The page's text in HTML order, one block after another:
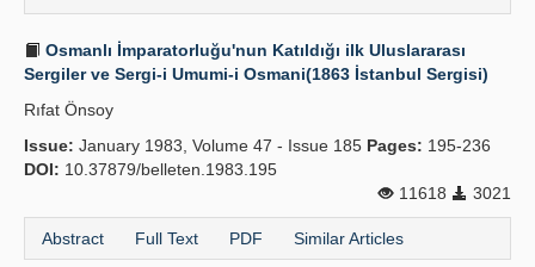
Osmanlı İmparatorluğu'nun Katıldığı ilk Uluslararası
Sergiler ve Sergi-i Umumi-i Osmani(1863 İstanbul Sergisi)
Rıfat Önsoy
Issue: January 1983, Volume 47 - Issue 185 Pages: 195-236
DOI: 10.37879/belleten.1983.195
11618
3021
Abstract Full Text PDF Similar Articles